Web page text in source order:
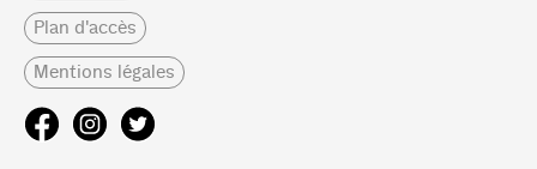
Plan d'accès
Mentions légales